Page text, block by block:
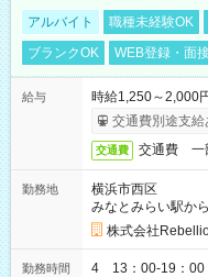
アルバイト 職種未経験OK
ブランクOK
WEB登録・面
給与
時給1,250～2,000
交通費別途支給
交通費 交通費 一
勤務地
横浜市西区
みなとみらい駅か
株式会社
勤務時間
4 13：00-19：00